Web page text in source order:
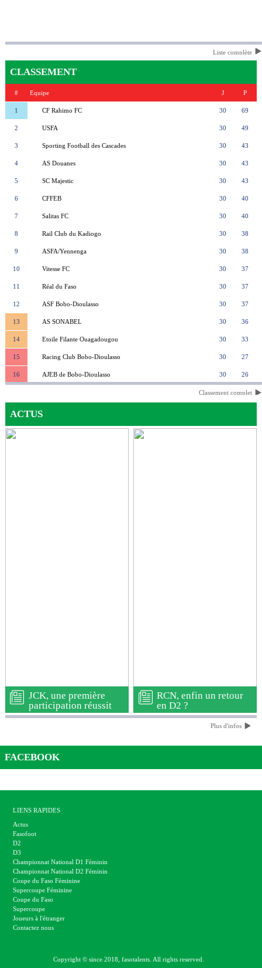
Liste complète
CLASSEMENT
# Equipe J P
1 CF Rahimo FC 30 69
2 USFA 30 49
3 Sporting Football des Cascades 30 43
4 AS Douanes 30 43
5 SC Majestic 30 43
6 CFFEB 30 40
7 Salitas FC 30 40
8 Rail Club du Kadiogo 30 38
9 ASFA/Yennenga 30 38
10 Vitesse FC 30 37
11 Réal du Faso 30 37
12 ASF Bobo-Dioulasso 30 37
13 AS SONABEL 30 36
14 Etoile Filante Ouagadougou 30 33
15 Racing Club Bobo-Dioulasso 30 27
16 AJEB de Bobo-Dioulasso 30 26
Classement complet
ACTUS
JCK, une première
participation réussit
RCN, enfin un retour
en D2 ?
RCN, enfin un retour en D2 ?
Zama FC, un club pour tous.
IDK, bien plus qu’un club de foot.
Le Sahel FC : une revanche sur la saison passée.
Le point sur les internationaux
Présentation des clubs de D3 : AJSD
Présentation des clubs de D3 : ASPC Tenkodogo
Plus d'infos
FACEBOOK
LIENS RAPIDES
Actus
Fasofoot
D2
D3
Championnat National D1 Féminin
Championnat National D2 Féminin
Coupe du Faso Féminine
Supercoupe Féminine
Coupe du Faso
Supercoupe
Joueurs à l'étranger
Contactez nous
Copyright © since 2018, fasotalents. All rights reserved.